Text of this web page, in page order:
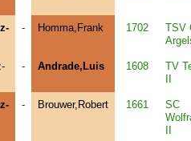
- Homma,Frank 1702
TSV
- Andrade,Luis 1608
TV
- Brouwer,Robert 1661
SC